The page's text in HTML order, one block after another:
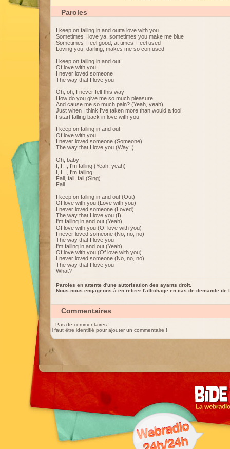
Paroles
I keep on falling in and outta love with you
Sometimes I love ya, sometimes you make me blue
Sometimes I feel good, at times I feel used
Loving you, darling, makes me so confused
I keep on falling in and out
Of love with you
I never loved someone
The way that I love you
Oh, oh, I never felt this way
How do you give me so much pleasure
And cause me so much pain? (Yeah, yeah)
Just when I think I've taken more than would a fool
I start falling back in love with you
I keep on falling in and out
Of love with you
I never loved someone (Someone)
The way that I love you (Way I)
Oh, baby
I, I, I, I'm falling (Yeah, yeah)
I, I, I, I'm falling
Fall, fall, fall (Sing)
Fall
I keep on falling in and out (Out)
Of love with you (Love with you)
I never loved someone (Loved)
The way that I love you (I)
I'm falling in and out (Yeah)
Of love with you (Of love with you)
I never loved someone (No, no, no)
The way that I love you
I'm falling in and out (Yeah)
Of love with you (Of love with you)
I never loved someone (No, no, no)
The way that I love you
What?
Paroles en attente d'une autorisation des ayants droit.
Nous nous engageons à en retirer l'affichage en cas de demande de
Commentaires
Pas de commentaires !
Il faut être identifié pour ajouter un commentaire !